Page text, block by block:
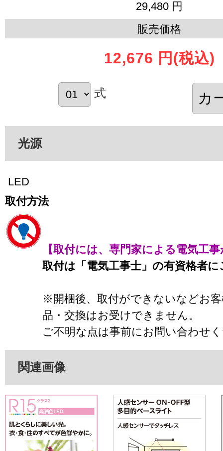
29,480 円
販売価格
12,676 円 (税込)
式
光源
LED
取付方法
【取付には、専門家による電気工
取付は「電気工事士」の有資格者
※開梱後、取付ができないなどお
品・交換はお受けできません。
ご不明な点は事前にお問い合わせ
関連画像